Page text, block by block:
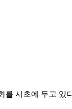
시초에 두고 있